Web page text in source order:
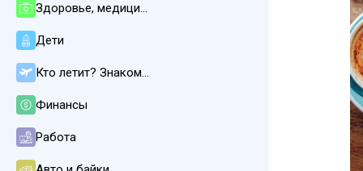
Здоровье, медицина
Дети
Кто летит? Знакомства
Финансы
Работа